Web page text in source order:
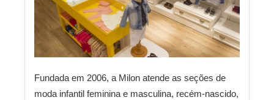
Fundada em 2006, a Milon atende as seções de
moda infantil feminina e masculina, recém-nascido,